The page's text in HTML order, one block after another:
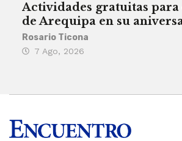
Actividades gratuitas
de Arequipa en su
Rosario Ticona
7 Ago, 2026